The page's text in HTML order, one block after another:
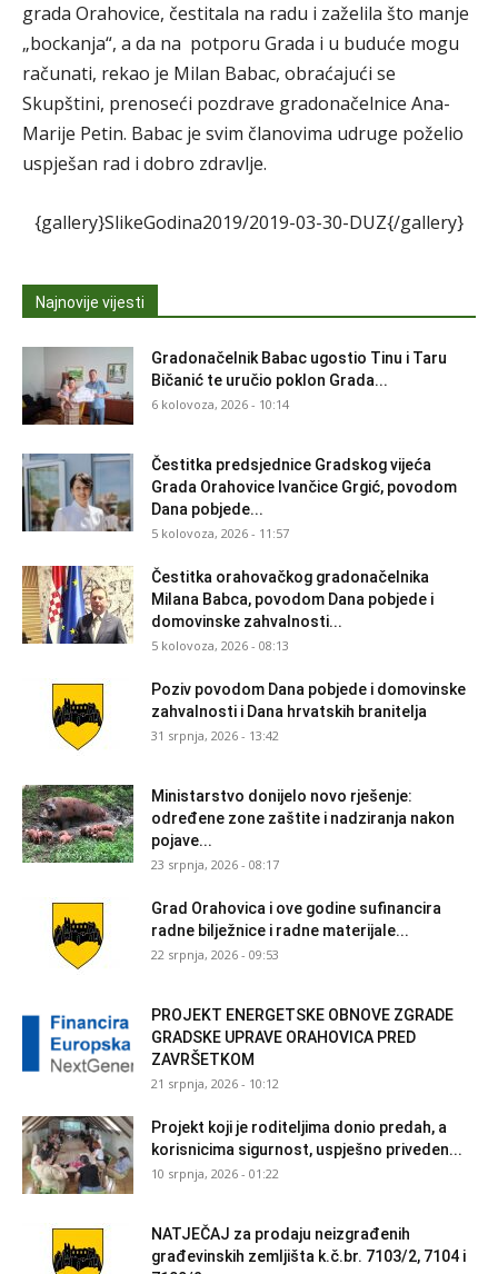
grada Orahovice, čestitala na radu i zaželila što manje
„bockanja“, a da na potporu Grada i u buduće mogu
računati, rekao je Milan Babac, obraćajući se
Skupštini, prenoseći pozdrave gradonačelnice Ana-
Marije Petin. Babac je svim članovima udruge poželio
uspješan rad i dobro zdravlje.
{gallery}SlikeGodina2019/2019-03-30-DUZ{/gallery}
Najnovije vijesti
Gradonačelnik Babac ugostio Tinu i Taru
Bičanić te uručio poklon Grada...
6 kolovoza, 2026 - 10:14
Čestitka predsjednice Gradskog vijeća
Grada Orahovice Ivančice Grgić, povodom
Dana pobjede...
5 kolovoza, 2026 - 11:57
Čestitka orahovačkog gradonačelnika
Milana Babca, povodom Dana pobjede i
domovinske zahvalnosti...
5 kolovoza, 2026 - 08:13
Poziv povodom Dana pobjede i domovinske
zahvalnosti i Dana hrvatskih branitelja
31 srpnja, 2026 - 13:42
Ministarstvo donijelo novo rješenje:
određene zone zaštite i nadziranja nakon
pojave...
23 srpnja, 2026 - 08:17
Grad Orahovica i ove godine sufinancira
radne bilježnice i radne materijale...
22 srpnja, 2026 - 09:53
PROJEKT ENERGETSKE OBNOVE ZGRADE
GRADSKE UPRAVE ORAHOVICA PRED
ZAVRŠETKOM
21 srpnja, 2026 - 10:12
Projekt koji je roditeljima donio predah, a
korisnicima sigurnost, uspješno priveden...
10 srpnja, 2026 - 01:22
NATJEČAJ za prodaju neizgrađenih
građevinskih zemljišta k.č.br. 7103/2, 7104 i